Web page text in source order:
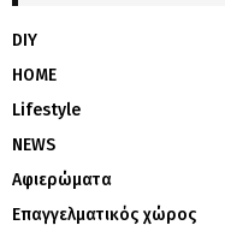
DIY
HOME
Lifestyle
NEWS
Αφιερώματα
Επαγγελματικός χώρος